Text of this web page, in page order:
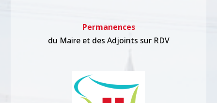
Permanences
du Maire et des Adjoints sur RDV